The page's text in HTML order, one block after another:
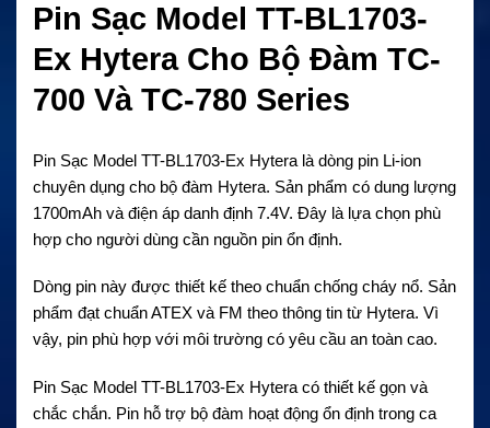
Pin Sạc Model TT-BL1703-
Ex Hytera Cho Bộ Đàm TC-
700 Và TC-780 Series
Pin Sạc Model TT-BL1703-Ex Hytera là dòng pin Li-ion
chuyên dụng cho bộ đàm Hytera. Sản phẩm có dung lượng
1700mAh và điện áp danh định 7.4V. Đây là lựa chọn phù
hợp cho người dùng cần nguồn pin ổn định.
Dòng pin này được thiết kế theo chuẩn chống cháy nổ. Sản
phẩm đạt chuẩn ATEX và FM theo thông tin từ Hytera. Vì
vậy, pin phù hợp với môi trường có yêu cầu an toàn cao.
Pin Sạc Model TT-BL1703-Ex Hytera có thiết kế gọn và
chắc chắn. Pin hỗ trợ bộ đàm hoạt động ổn định trong ca